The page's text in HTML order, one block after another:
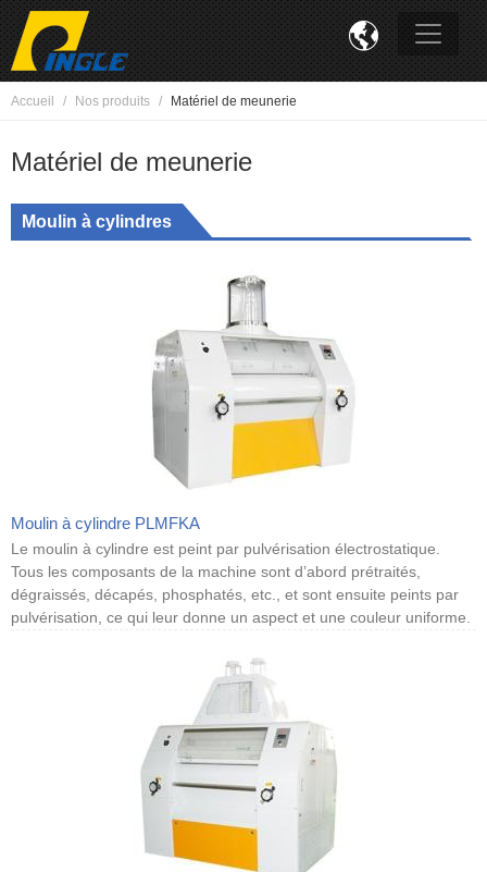

Accueil Nos produits Matériel de meunerie
Matériel de meunerie
Moulin à cylindres
Moulin à cylindre PLMFKA
Le moulin à cylindre est peint par pulvérisation électrostatique.
Tous les composants de la machine sont d’abord prétraités,
dégraissés, décapés, phosphatés, etc., et sont ensuite peints par
pulvérisation, ce qui leur donne un aspect et une couleur uniforme.